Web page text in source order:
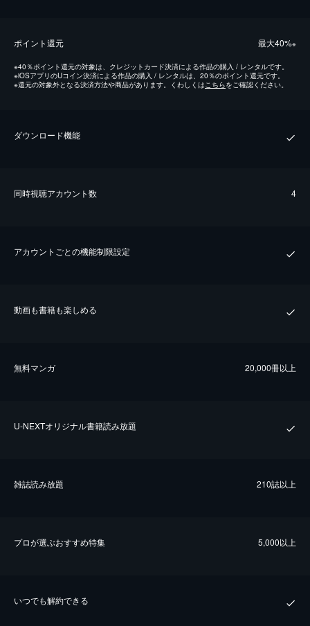
ポイント還元 最⼤40%※
※40％ポイント還元の対象は、クレジットカード決済による作品の購入 / レンタルです。
※iOSアプリのUコイン決済による作品の購入 / レンタルは、20％のポイント還元です。
※還元の対象外となる決済方法や商品があります。くわしくは こちらをご確認ください。
ダウンロード機能
同時視聴アカウント数 4
アカウントごとの機能制限設定
動画も書籍も楽しめる
無料マンガ 20,000冊以上
U-NEXTオリジナル書籍読み放題
雑誌読み放題 210誌以上
プロが選ぶおすすめ特集 5,000以上
いつでも解約できる